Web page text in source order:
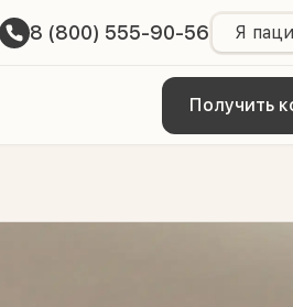
8 (800) 555-90-56 Я
Получить